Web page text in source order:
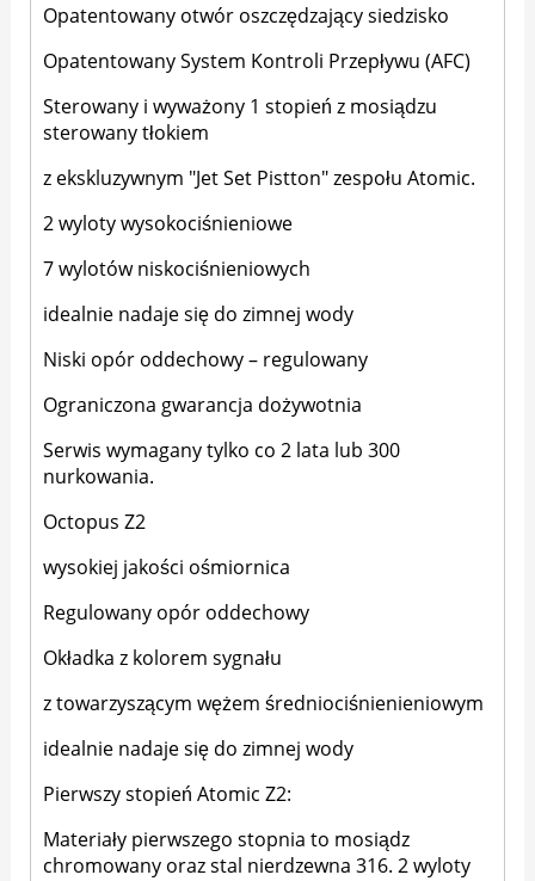
Opatentowany otwór oszczędzający siedzisko
Opatentowany System Kontroli Przepływu (AFC)
Sterowany i wyważony 1 stopień z mosiądzu
sterowany tłokiem
z ekskluzywnym "Jet Set Pistton" zespołu Atomic.
2 wyloty wysokociśnieniowe
7 wylotów niskociśnieniowych
idealnie nadaje się do zimnej wody
Niski opór oddechowy – regulowany
Ograniczona gwarancja dożywotnia
Serwis wymagany tylko co 2 lata lub 300
nurkowania.
Octopus Z2
wysokiej jakości ośmiornica
Regulowany opór oddechowy
Okładka z kolorem sygnału
z towarzyszącym wężem średniociśnienieniowym
idealnie nadaje się do zimnej wody
Pierwszy stopień Atomic Z2:
Materiały pierwszego stopnia to mosiądz
chromowany oraz stal nierdzewna 316. 2 wyloty